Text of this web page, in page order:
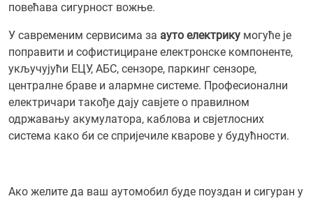
повећава сигурност вожње.
У савременим сервисима за ауто електрику могуће је
поправити и софистициране електронске компоненте,
укључујући ЕЦУ, АБС, сензоре, паркинг сензоре,
централне браве и алармне системе. Професионални
електричари такође дају савјете о правилном
одржавању акумулатора, каблова и свјетлосних
система како би се спријечиле кварове у будућности.
Ако желите да ваш аутомобил буде поуздан и сигуран у